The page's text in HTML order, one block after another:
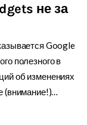
не за
Google
полезного в
об изменениях
(внимание!)…